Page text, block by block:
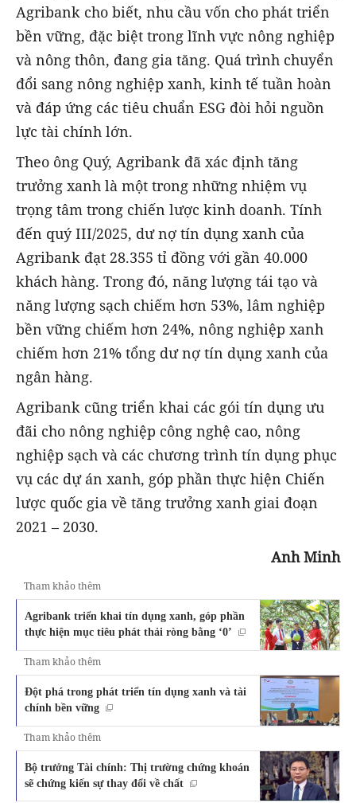
Agribank cho biết, nhu cầu vốn cho phát triển
bền vững, đặc biệt trong lĩnh vực nông nghiệp
và nông thôn, đang gia tăng. Quá trình chuyển
đổi sang nông nghiệp xanh, kinh tế tuần hoàn
và đáp ứng các tiêu chuẩn ESG đòi hỏi nguồn
lực tài chính lớn.
Theo ông Quý, Agribank đã xác định tăng
trưởng xanh là một trong những nhiệm vụ
trọng tâm trong chiến lược kinh doanh. Tính
đến quý III/2025, dư nợ tín dụng xanh của
Agribank đạt 28.355 tỉ đồng với gần 40.000
khách hàng. Trong đó, năng lượng tái tạo và
năng lượng sạch chiếm hơn 53%, lâm nghiệp
bền vững chiếm hơn 24%, nông nghiệp xanh
chiếm hơn 21% tổng dư nợ tín dụng xanh của
ngân hàng.
Agribank cũng triển khai các gói tín dụng ưu
đãi cho nông nghiệp công nghệ cao, nông
nghiệp sạch và các chương trình tín dụng phục
vụ các dự án xanh, góp phần thực hiện Chiến
lược quốc gia về tăng trưởng xanh giai đoạn
2021 – 2030.
Anh Minh
Tham khảo thêm
Agribank triển khai tín dụng xanh, góp phần
thực hiện mục tiêu phát thải ròng bằng ‘0’
Tham khảo thêm
Đột phá trong phát triển tín dụng xanh và tài
chính bền vững
Tham khảo thêm
Bộ trưởng Tài chính: Thị trường chứng khoán
sẽ chứng kiến sự thay đổi về chất